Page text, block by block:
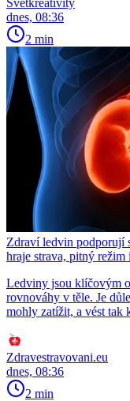
dnes, 08:36
2 min
Zdraví ledvin podporují
hraje strava, pitný
Ledviny jsou klíčovým
rovnováhy v těle. Je
mohly zatížit, a vést tak
Zdravestravovani.eu
dnes, 08:36
2 min